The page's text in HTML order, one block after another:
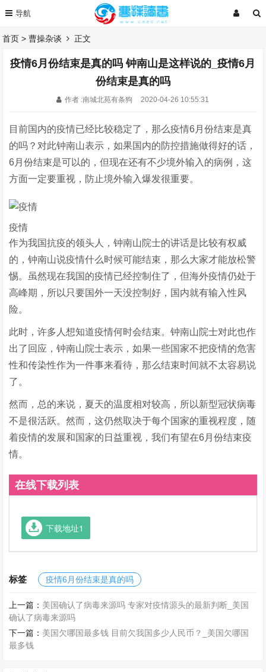
首页 >曹操杂谈 正文
疫情6月份结束是真的吗 钟南山是这样说的_疫情6月
份结束是真的吗
作者 :南城北苑有条狗 2020-04-26 10:55:31
目前国内的疫情已经比较稳定了，那么疫情6月份结束是真
的吗？对此钟南山表示，如果国内的防控措施做得好的话，
6月份结束是可以的，但现在还有不少境外输入的病例，这
方面一定要重视，防止境外输入爆发很重要。
疫情
作为我国抗疫的领头人，钟南山院士的讲话是比较有权威
的，钟南山说疫情什么时候可能结束，那么大家才能放松警
惕。虽然现在我国的疫情已经控制住了，但海外疫情仍处于
高峰期，所以只要国外一天没控制好，国内就有输入性风
险。
此时，许多人想知道疫情何时会结束。钟南山院士对此也作
出了回应，钟南山院士表示，如果一些国家不把疫情的危害
性和传染性作为一件事来看待，那么结束时间就不太容易说
了。
然而，总的来说，夏天的温度相对较高，所以新型冠状病毒
不是很活跃。然而，这仍然取决于每个国家的重视程度，随
着疫情的发展和国家的日益重视，我们有望在6月份结束疫
情。
在线下载列表
下载地址1
标签 疫情6月份结束是真的吗
上一篇： 美国确认了病毒来源吗 专家对疫情源头的最新判断_美国
确认了病毒来源吗
下一篇： 美国欠哪国最多钱 目前欠我国多少人民币？_美国欠哪国
最多钱